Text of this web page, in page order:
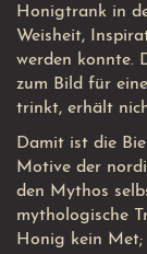
Honigtrank in
Weisheit,
werden konnte.
zum Bild für
trinkt, erhält
Damit ist die
Motive der
den Mythos
mythologische
Honig kein